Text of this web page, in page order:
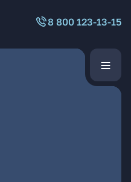
8 800 123-13-15